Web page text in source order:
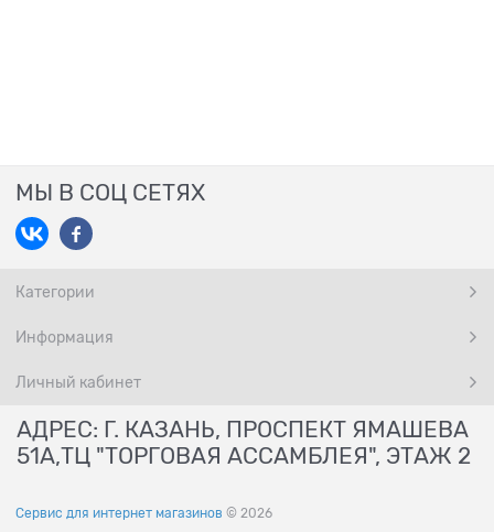
МЫ В СОЦ СЕТЯХ
Категории
Информация
Личный кабинет
АДРЕС: Г. КАЗАНЬ, ПРОСПЕКТ ЯМАШЕВА
51А,ТЦ "ТОРГОВАЯ АССАМБЛЕЯ", ЭТАЖ 2
Сервис для интернет магазинов © 2026